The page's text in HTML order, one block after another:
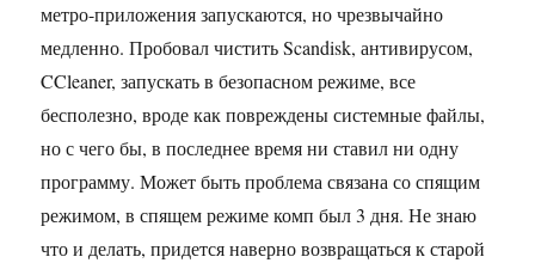
метро-приложения запускаются, но чрезвычайно
медленно. Пробовал чистить Scandisk, антивирусом,
CCleaner, запускать в безопасном режиме, все
бесполезно, вроде как повреждены системные файлы,
но с чего бы, в последнее время ни ставил ни одну
программу. Может быть проблема связана со спящим
режимом, в спящем режиме комп был 3 дня. Не знаю
что и делать, придется наверно возвращаться к старой